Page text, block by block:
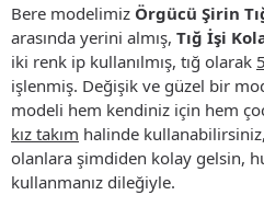
Bere modelimiz Örgücü Şirin
arasında yerini almış, Tığ İşi
iki renk ip kullanılmış, tığ olarak
işlenmiş. Değişik ve güzel bir
modeli hem kendiniz için hem
kız takım halinde
olanlara şimdiden kolay gelsin,
kullanmanız dileğiyle.